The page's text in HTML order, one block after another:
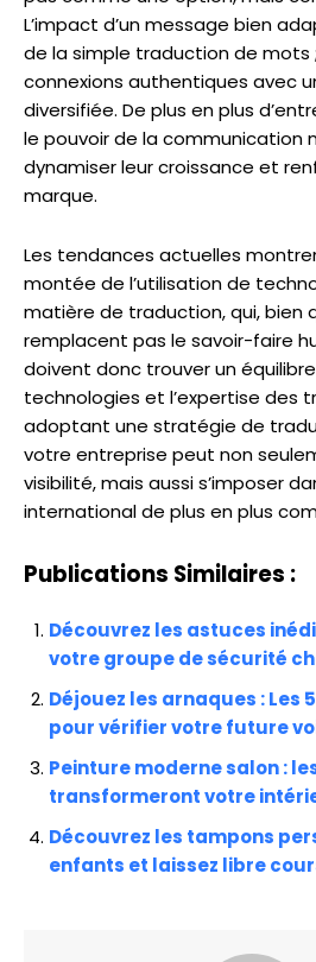
L’impact d’un message bien
de la simple traduction de mots
connexions authentiques avec
diversifiée. De plus en plus
le pouvoir de la communication
dynamiser leur croissance et
marque.
Les tendances actuelles
montée de l’utilisation de
matière de traduction, qui, bien
remplacent pas le savoir-faire
doivent donc trouver un
technologies et l’expertise des
adoptant une stratégie de
votre entreprise peut non
visibilité, mais aussi s’imposer
international de plus en plus
Publications Similaires :
Découvrez les astuces
votre groupe de sécurité
Déjouez les arnaques : Les
pour vérifier votre future
Peinture moderne salon :
transformeront votre
Découvrez les tampons
enfants et laissez libre